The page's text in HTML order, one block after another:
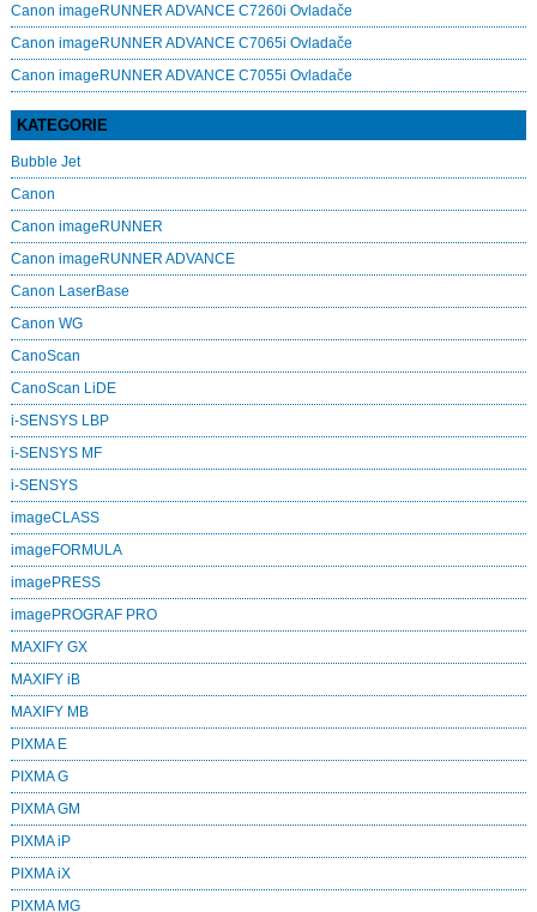
Canon imageRUNNER ADVANCE C7260i Ovladače
Canon imageRUNNER ADVANCE C7065i Ovladače
Canon imageRUNNER ADVANCE C7055i Ovladače
KATEGORIE
Bubble Jet
Canon
Canon imageRUNNER
Canon imageRUNNER ADVANCE
Canon LaserBase
Canon WG
CanoScan
CanoScan LiDE
i-SENSYS LBP
i-SENSYS MF
i‑SENSYS
imageCLASS
imageFORMULA
imagePRESS
imagePROGRAF PRO
MAXIFY GX
MAXIFY iB
MAXIFY MB
PIXMA E
PIXMA G
PIXMA GM
PIXMA iP
PIXMA iX
PIXMA MG